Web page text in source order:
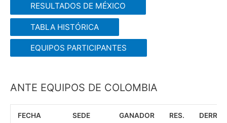
RESULTADOS DE MÉXICO
TABLA HISTÓRICA
EQUIPOS PARTICIPANTES
ANTE EQUIPOS DE COLOMBIA
FECHA SEDE GANADOR RES.